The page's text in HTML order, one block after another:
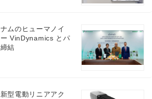
ムのヒューマノイ
ー VinDynamics とパ
結
型電動リニアアク